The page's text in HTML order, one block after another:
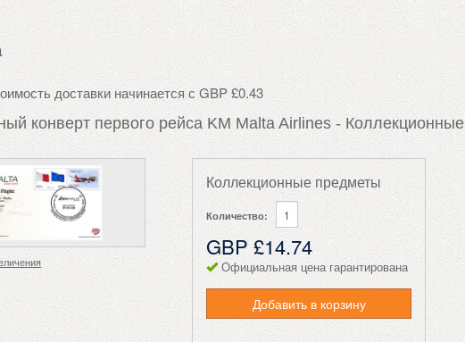
доставки начинается с GBP £0.43
конверт первого рейса KM Malta Airlines - Коллекционные
Коллекционные предметы
Количество:
GBP £14.74
Официальная цена гарантирована
Добавить в корзину